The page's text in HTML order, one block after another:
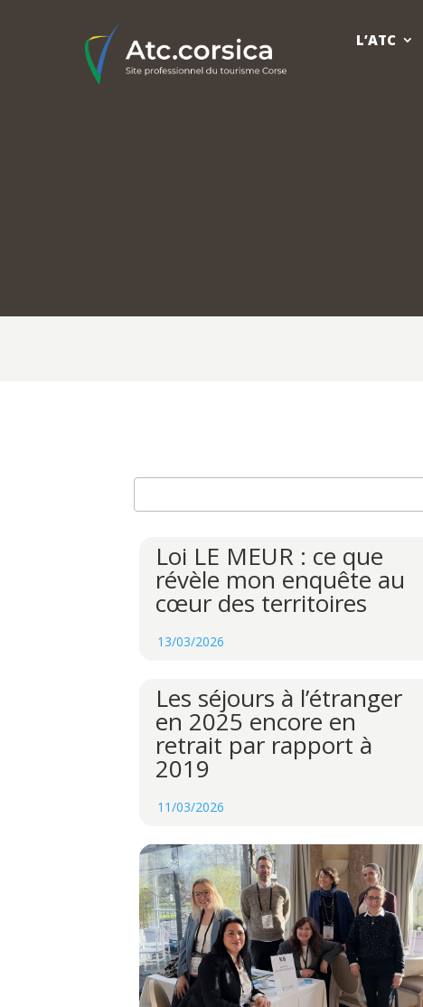
L’ATC
Loi LE MEUR : ce que
révèle mon enquête au
cœur des territoires
13/03/2026
Les séjours à l’étranger
en 2025 encore en
retrait par rapport à
2019
11/03/2026